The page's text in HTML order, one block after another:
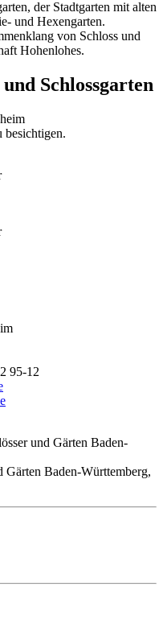
der Stadtgarten mit alten
und Hexengarten.
von Schloss und
Hohenlohes.
Schlossgarten
besichtigen.
95-12
und Gärten Baden-
Gärten Baden-Württemberg,